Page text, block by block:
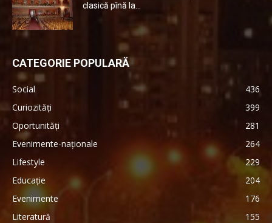
clasică pînă la...
CATEGORIE POPULARĂ
Social
436
Curiozități
399
Oportunități
281
Evenimente-naționale
264
Lifestyle
229
Educație
204
Evenimente
176
Literatură
155